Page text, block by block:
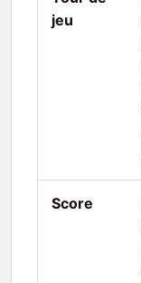
jeu
Score